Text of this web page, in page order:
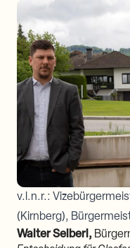
v.l.n.r.:
(Kirnberg),
Walter Seiberl,